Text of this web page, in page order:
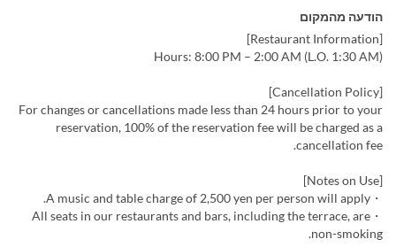
הודעה מהמקום
[Restaurant Information]
Hours: 8:00 PM – 2:00 AM (L.O. 1:30 AM)
[Cancellation Policy]
For changes or cancellations made less than 24 hours prior to your
reservation, 100% of the reservation fee will be charged as a
cancellation fee.
[Notes on Use]
・A music and table charge of 2,500 yen per person will apply.
・All seats in our restaurants and bars, including the terrace, are
non-smoking.